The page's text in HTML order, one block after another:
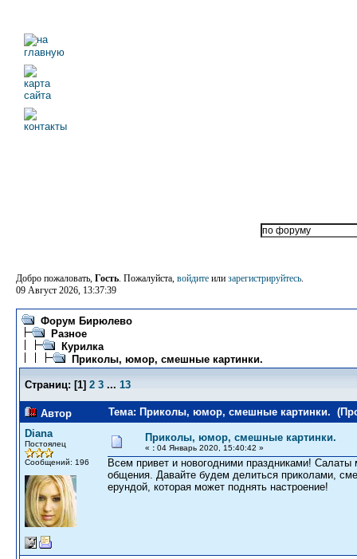
Добро пожаловать, Гость. Пожалуйста, войдите или зарегистрируйтесь.
09 Август 2026, 13:37:39
Форум Бирюлево
Разное
Курилка
Приколы, юмор, смешные картинки.
Страниц: [1] 2 3 ... 13
Автор
Тема: Приколы, юмор, смешные картинки.
Diana
Постоялец
Сообщений: 196
Приколы, юмор, смешные картинки.
« : 04 Январь 2020, 15:40:42 »
Всем привет и новогодними праздниками!
общения. Давайте будем делиться приколами,
ерундой, которая может поднять настроение!